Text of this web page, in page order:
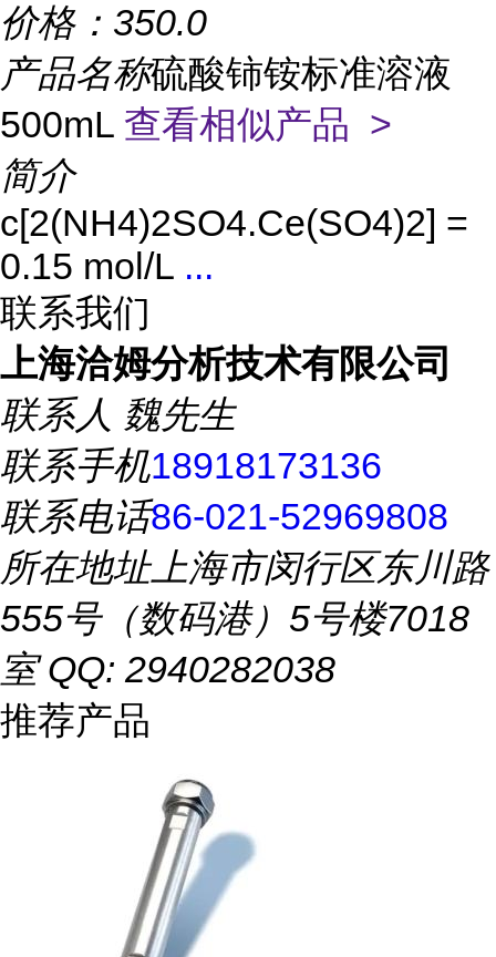
价格： 350.0
产品名称硫酸铈铵标准溶液
500mL 查看相似产品 >
简介
c[2(NH4)2SO4.Ce(SO4)2] =
0.15 mol/L ...
联系我们
上海洽姆分析技术有限公司
联系人 魏先生
联系手机18918173136
联系电话86-021-52969808
所在地址上海市闵行区东川路
555号（数码港）5号楼7018
室 QQ: 2940282038
推荐产品